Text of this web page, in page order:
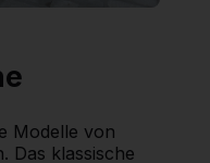
Modelle von
Das klassische